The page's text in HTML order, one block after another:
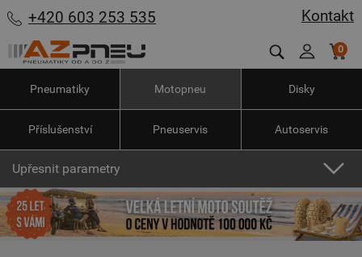
Kontakt
+420 603 253 535
0
Pneumatiky Motopneu Disky
Příslušenství Pneuservis Autoservis
Upřesnit parametry